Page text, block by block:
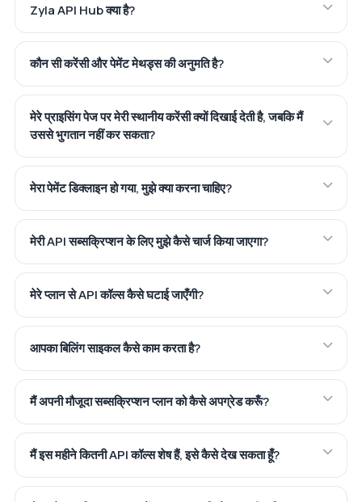
Zyla API Hub क्या है?
कौन सी करेंसी और पेमेंट मेथड्स की अनुमति है?
मेरे प्राइसिंग पेज पर मेरी स्थानीय करेंसी क्यों दिखाई देती है, जबकि मैं
उससे भुगतान नहीं कर सकता?
मेरा पेमेंट डिक्लाइन हो गया, मुझे क्या करना चाहिए?
मेरी API सब्सक्रिप्शन के लिए मुझे कैसे चार्ज किया जाएगा?
मेरे प्लान से API कॉल्स कैसे घटाई जाएँगी?
आपका बिलिंग साइकल कैसे काम करता है?
मैं अपनी मौजूदा सब्सक्रिप्शन प्लान को कैसे अपग्रेड करूँ?
मैं इस महीने कितनी API कॉल्स शेष हैं, इसे कैसे देख सकता हूँ?